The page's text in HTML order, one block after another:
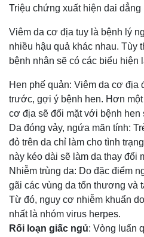
Triệu chứng xuất hiện dai
Viêm da cơ địa tuy là bệnh lý
nhiều hậu quả khác nhau. Tùy
bệnh nhân sẽ có các biểu hiện
Hen phế quản: Viêm da cơ địa
trước, gợi ý bệnh hen. Hơn
cơ địa sẽ đối mặt với bệnh hen
Da đóng vảy, ngứa mãn tính:
đỏ trên da chỉ làm cho tình
này kéo dài sẽ làm da thay đổi
Nhiễm trùng da: Do đặc điểm
gãi các vùng da tổn thương và
Từ đó, nguy cơ nhiễm khuẩn
nhất là nhóm virus herpes.
Rối loạn giấc ngủ: Vòng luẩn